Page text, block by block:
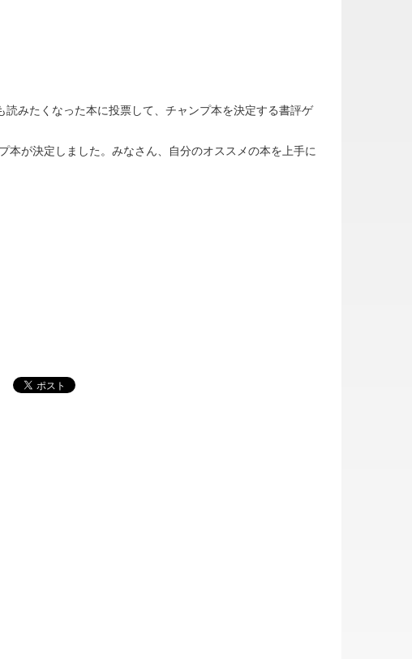
みたくなった本に投票して、チャンプ本を決定する書評ゲ
が決定しました。みなさん、自分のオススメの本を上手に